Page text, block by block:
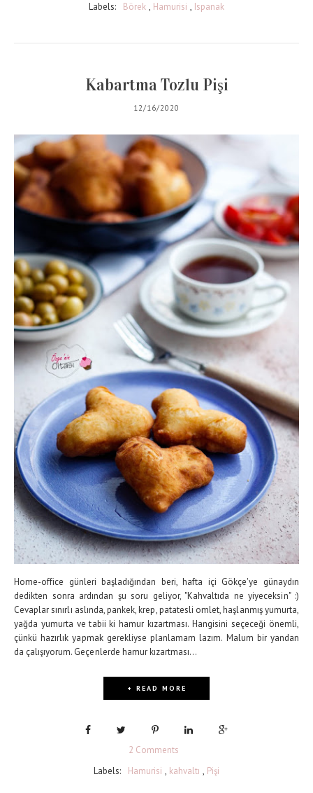
Labels:
Börek , Hamurisi , Ispanak
Kabartma Tozlu Pişi
12/16/2020
Home-office günleri başladığından beri, hafta içi Gökçe'ye günaydın
dedikten sonra ardından şu soru geliyor, "Kahvaltıda ne yiyeceksin" :)
Cevaplar sınırlı aslında, pankek, krep, patatesli omlet, haşlanmış yumurta,
yağda yumurta ve tabii ki hamur kızartması. Hangisini seçeceği önemli,
çünkü hazırlık yapmak gerekliyse planlamam lazım. Malum bir yandan
da çalışıyorum. Geçenlerde hamur kızartması...
+ READ MORE
2 Comments
Labels:
Hamurisi , kahvaltı , Pişi